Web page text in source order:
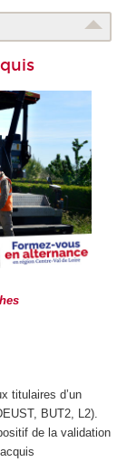
titulaires d’un
BUT2, L2).
de la validation